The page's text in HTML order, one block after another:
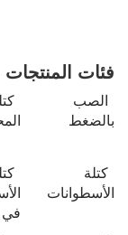
فئات
الصب
بالضغط
كتلة
الأسطوانات
في